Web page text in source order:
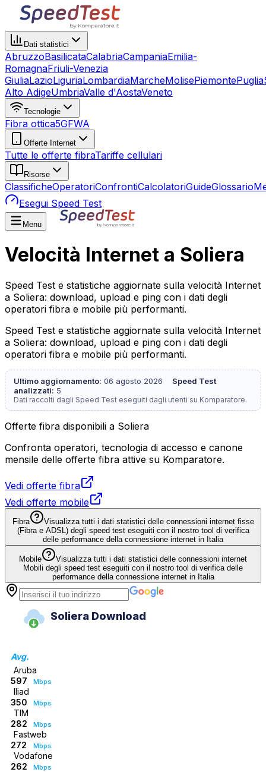
Dati statistici
AbruzzoBasilicataCalabriaCampaniaEmilia-
RomagnaFriuli-Venezia
GiuliaLazioLiguriaLombardiaMarcheMolisePiemontePuglia
Alto AdigeUmbriaValle d'AostaVeneto
Tecnologie
Fibra ottica5GFWA
Offerte Internet
Tutte le offerte fibraTariffe cellulari
Risorse
ClassificheOperatoriConfrontiCalcolatoriGuideGlossario
Esegui Speed Test
Menu
Velocità Internet a Soliera
Speed Test e statistiche aggiornate sulla velocità Internet
a Soliera: download, upload e ping con i dati degli
operatori fibra e mobile più performanti.
Speed Test e statistiche aggiornate sulla velocità Internet
a Soliera: download, upload e ping con i dati degli
operatori fibra e mobile più performanti.
Ultimo aggiornamento: 06 agosto 2026
Speed Test
analizzati: 5
Dati raccolti dagli Speed Test eseguiti dagli utenti su Komparatore.
Offerte fibra disponibili a Soliera
Confronta operatori, tecnologia di accesso e canone
mensile delle offerte fibra attive su Komparatore.
Vedi offerte fibra
Vedi offerte mobile
Fibra
Visualizza tutti i dati statistici delle connessioni internet fisse
(Fibra e ADSL) degli speed test eseguiti con il nostro tool di verifica
delle performance della connessione internet in Italia
Mobile
Visualizza tutti i dati statistici delle connessioni internet
Mobili degli speed test eseguiti con il nostro tool di verifica delle
performance della connessione internet in Italia
Soliera Download
Avg.
Aruba
597
Mbps
Iliad
350
Mbps
TIM
282
Mbps
Fastweb
272
Mbps
Vodafone
262
Mbps